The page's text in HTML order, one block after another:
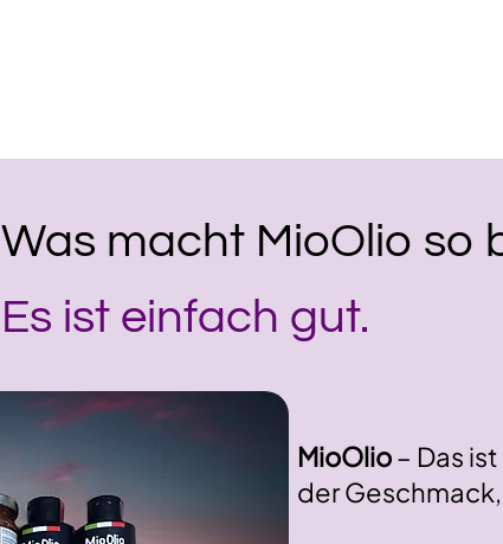
Was macht MioOlio so
Es ist einfach gut.
MioOlio– Das
der